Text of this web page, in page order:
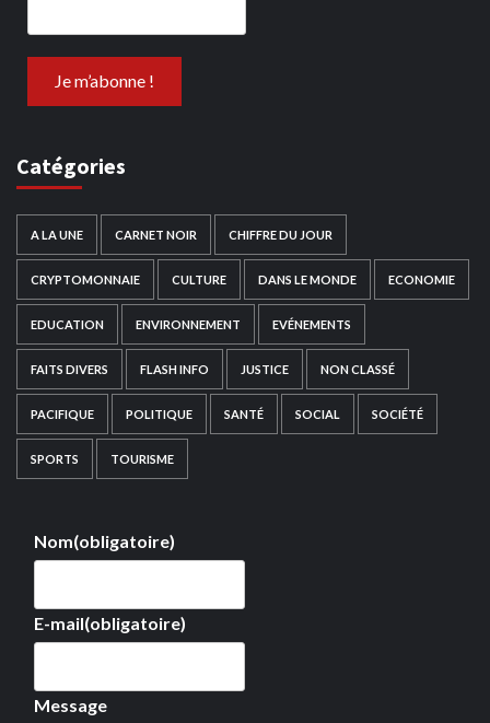
Catégories
A LA UNE CARNET NOIR CHIFFRE DU JOUR
CRYPTOMONNAIE CULTURE DANS LE MONDE ECONOMIE
EDUCATION ENVIRONNEMENT EVÉNEMENTS
FAITS DIVERS FLASH INFO JUSTICE NON CLASSÉ
PACIFIQUE POLITIQUE SANTÉ SOCIAL SOCIÉTÉ
SPORTS TOURISME
Nom(obligatoire)
E-mail(obligatoire)
Message